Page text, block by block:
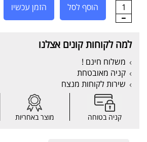
1 הוסף לסל הזמן עכשיו
למה לקוחות קונים אצלנו
משלוח חינם !
קניה מאובטחת
שירות לקוחות מנצח
קניה בטוחה מוצר באחריות